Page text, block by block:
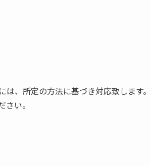
、所定の方法に基づき対応致します
い。